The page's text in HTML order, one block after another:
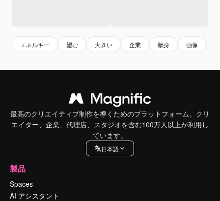
エネルギー 望む 大きい 企業 献身 画像
最高のクリエイティブ制作を導くためのプラットフォーム。クリ
エイター、企業、代理店、スタジオを含む100万人以上が利用し
ています。
日本語
製品
Spaces
AI アシスタント